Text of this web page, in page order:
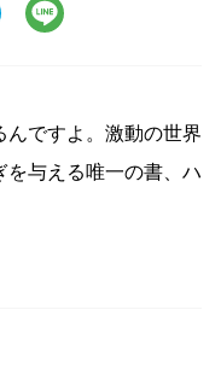
んですよ。激動の世界
を与える唯一の書、ハ